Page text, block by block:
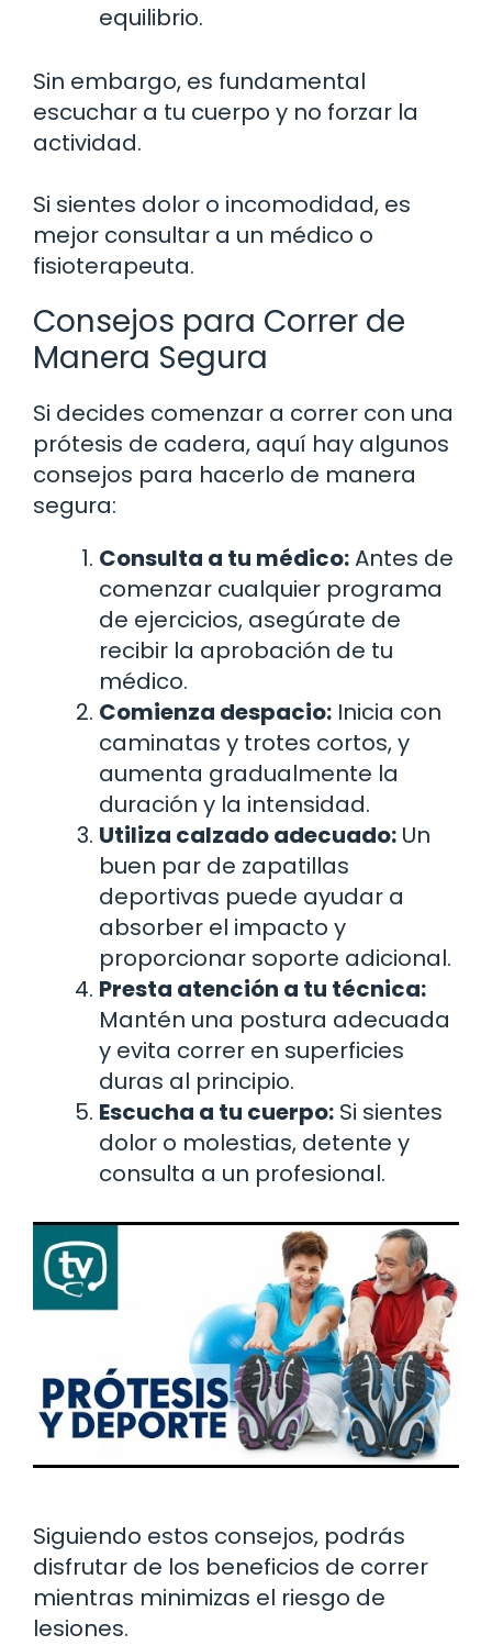
equilibrio.
Sin embargo, es fundamental
escuchar a tu cuerpo y no forzar la
actividad.
Si sientes dolor o incomodidad, es
mejor consultar a un médico o
fisioterapeuta.
Consejos para Correr de
Manera Segura
Si decides comenzar a correr con una
prótesis de cadera, aquí hay algunos
consejos para hacerlo de manera
segura:
Consulta a tu médico:Antes de
comenzar cualquier programa
de ejercicios, asegúrate de
recibir la aprobación de tu
médico.
Comienza despacio: Inicia con
caminatas y trotes cortos, y
aumenta gradualmente la
duración y la intensidad.
Utiliza calzado adecuado: Un
buen par de zapatillas
deportivas puede ayudar a
absorber el impacto y
proporcionar soporte adicional.
Presta atención a tu técnica:
Mantén una postura adecuada
y evita correr en superficies
duras al principio.
Escucha a tu cuerpo: Si sientes
dolor o molestias, detente y
consulta a un profesional.
Siguiendo estos consejos, podrás
disfrutar de los beneficios de correr
mientras minimizas el riesgo de
lesiones.